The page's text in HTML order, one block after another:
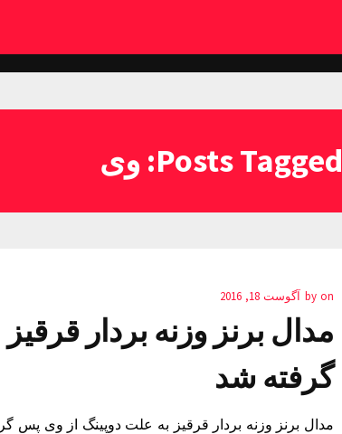
Posts Tagged: وی
by on آگوست 18, 2016
مدال برنز وزنه بردار
گرفته شد
مدال برنز وزنه بردار قرقیز به علت دوپینگ از وی پس